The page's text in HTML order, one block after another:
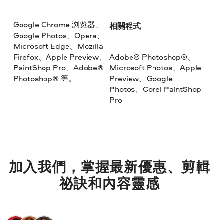
Google Chrome 浏览器、
Google Photos、Opera、
Microsoft Edge、Mozilla
Firefox、Apple Preview、
PaintShop Pro、Adobe®
Photoshop® 等。
相關程式
Adobe® Photoshop®、
Microsoft Photos、Apple
Preview、Google
Photos、Corel PaintShop
Pro
加入我們，掌握最新優惠、剪輯
祕訣和內容靈感